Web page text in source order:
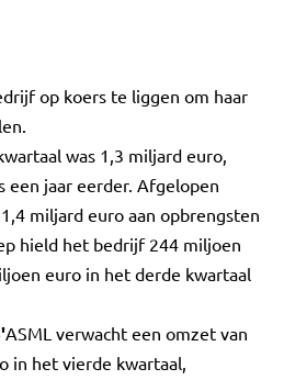
op koers te liggen om haar
was 1,3 miljard euro,
een jaar eerder. Afgelopen
miljard euro aan opbrengsten
hield het bedrijf 244 miljoen
euro in het derde kwartaal
ASML verwacht een omzet van
in het vierde kwartaal,